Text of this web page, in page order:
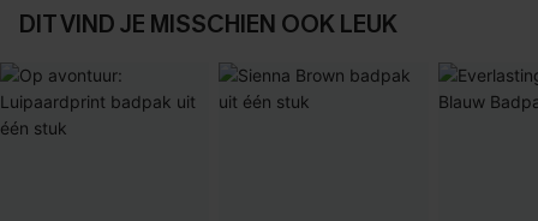
DIT VIND JE MISSCHIEN OOK LEUK